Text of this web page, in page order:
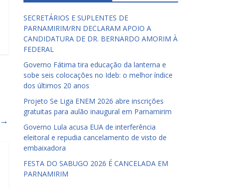
→
SECRETÁRIOS E SUPLENTES DE
PARNAMIRIM/RN DECLARAM APOIO A
CANDIDATURA DE DR. BERNARDO AMORIM À
FEDERAL
Governo Fátima tira educação da lanterna e
sobe seis colocações no Ideb: o melhor índice
dos últimos 20 anos
Projeto Se Liga ENEM 2026 abre inscrições
gratuitas para aulão inaugural em Parnamirim
Governo Lula acusa EUA de interferência
eleitoral e repudia cancelamento de visto de
embaixadora
FESTA DO SABUGO 2026 É CANCELADA EM
PARNAMIRIM